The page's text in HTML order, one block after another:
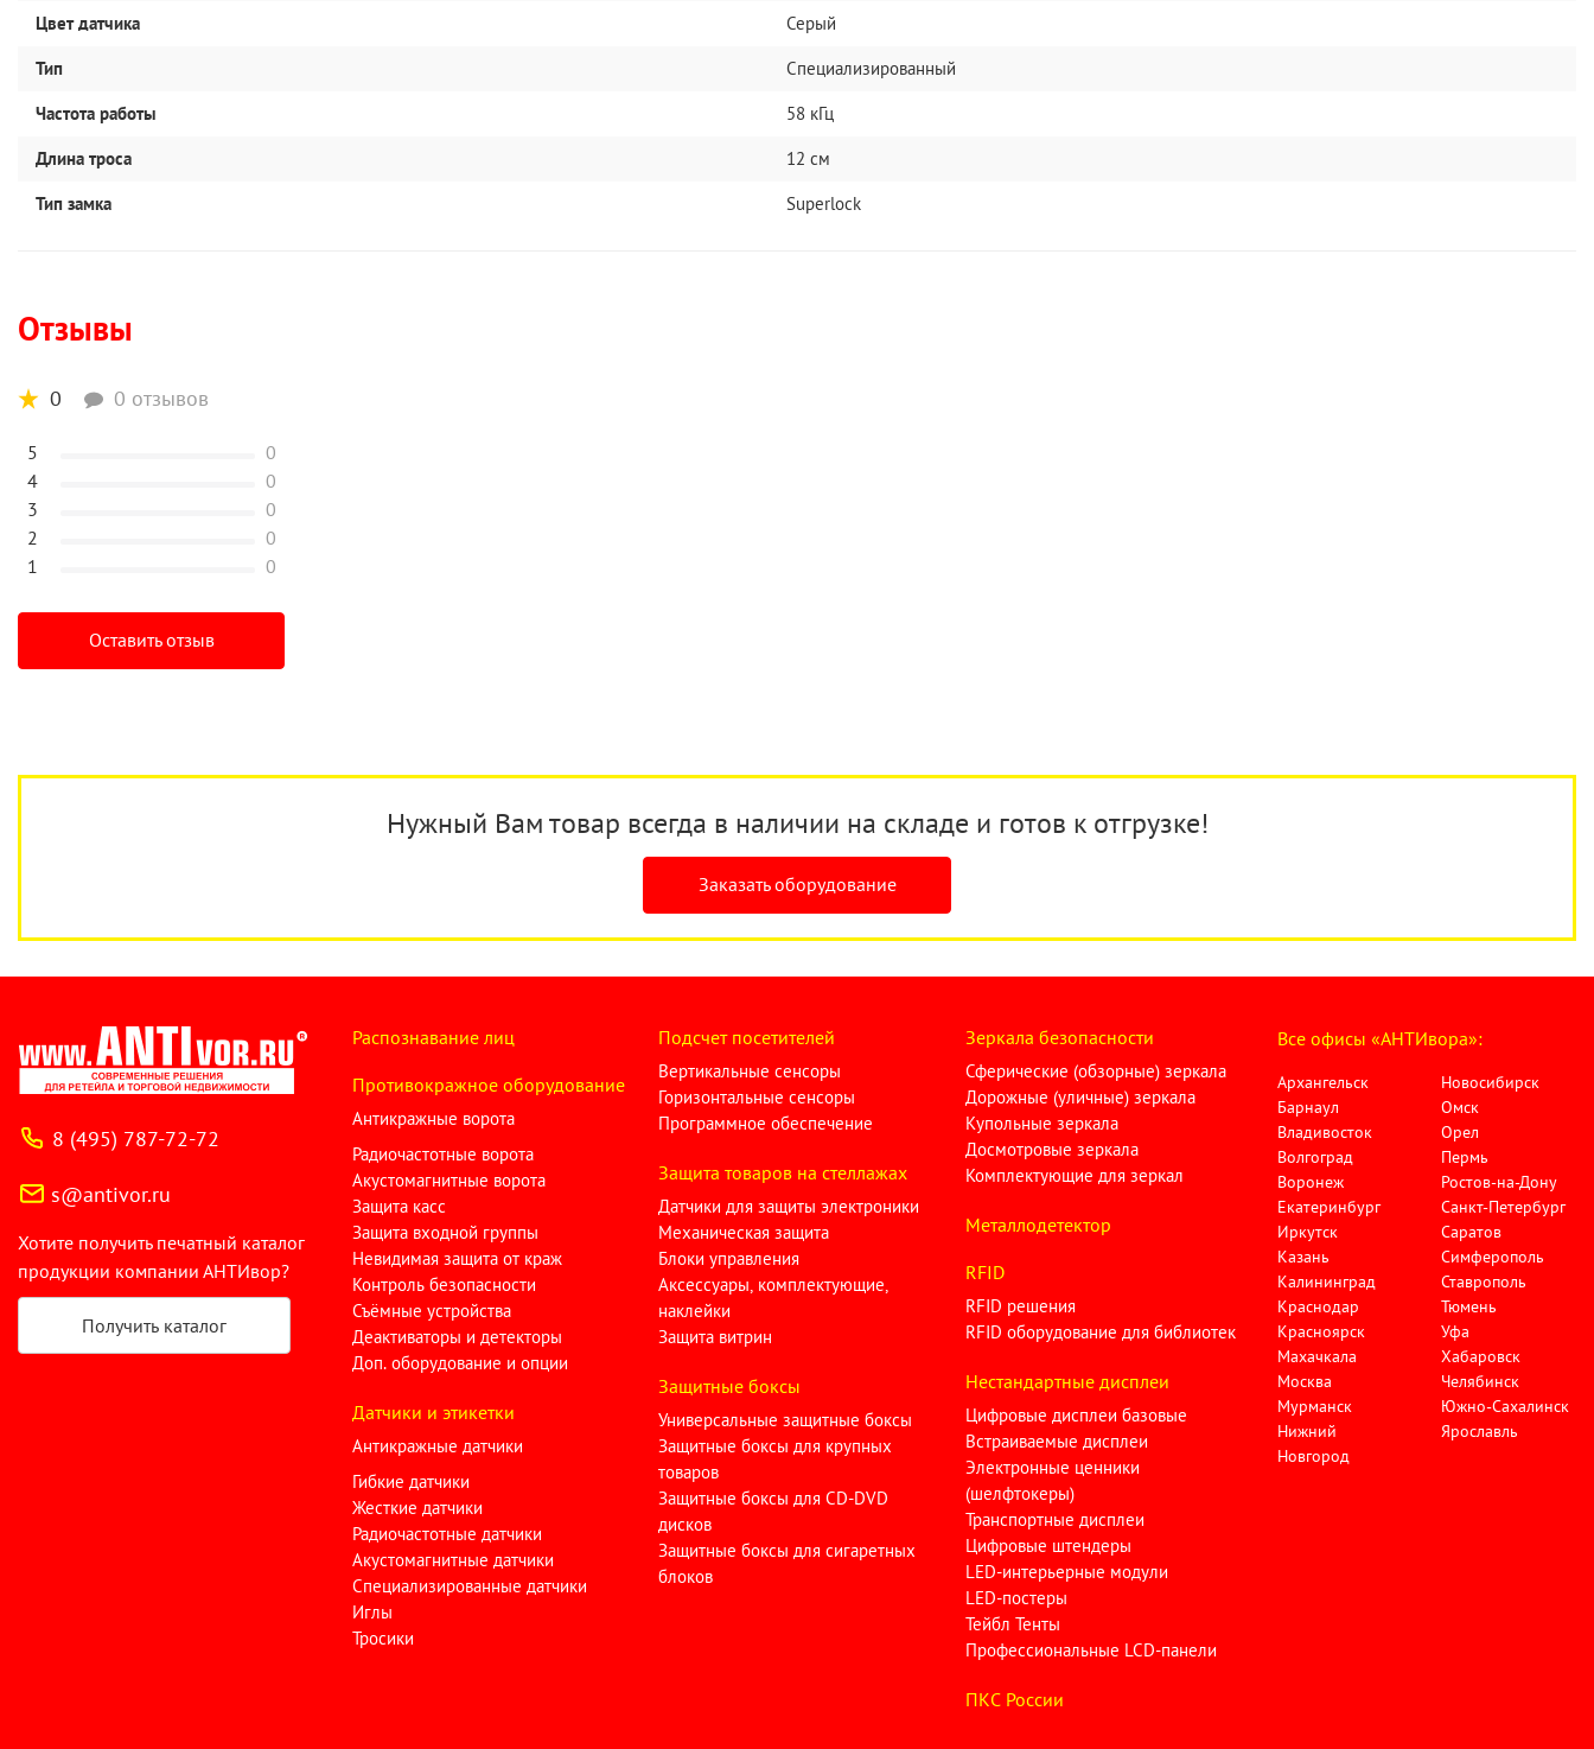
Цвет датчика
Серый
Тип
Специализированный
Частота работы
58 кГц
Длина троса
12 см
Тип замка
Superlock
Отзывы
0 0 отзывов
5
0
4
0
3
0
2
0
1
0
Оставить отзыв
Нужный Вам товар всегда в наличии на складе и готов к отгрузке!
Заказать оборудование
8 (495) 787-72-72
s@antivor.ru
Хотите получить печатный каталог
продукции компании АНТИвор?
Получить каталог
Распознавание лиц
Противокражное оборудование
Антикражные ворота
Радиочастотные ворота
Акустомагнитные ворота
Защита касс
Защита входной группы
Невидимая защита от краж
Контроль безопасности
Съёмные устройства
Деактиваторы и детекторы
Доп. оборудование и опции
Датчики и этикетки
Антикражные датчики
Гибкие датчики
Жесткие датчики
Радиочастотные датчики
Акустомагнитные датчики
Специализированные датчики
Иглы
Тросики
Подсчет посетителей
Вертикальные сенсоры
Горизонтальные сенсоры
Программное обеспечение
Защита товаров на стеллажах
Датчики для защиты электроники
Механическая защита
Блоки управления
Аксессуары, комплектующие,
наклейки
Защита витрин
Защитные боксы
Универсальные защитные боксы
Защитные боксы для крупных
товаров
Защитные боксы для CD-DVD
дисков
Защитные боксы для сигаретных
блоков
Зеркала безопасности
Сферические (обзорные) зеркала
Дорожные (уличные) зеркала
Купольные зеркала
Досмотровые зеркала
Комплектующие для зеркал
Металлодетектор
RFID
RFID решения
RFID оборудование для библиотек
Нестандартные дисплеи
Цифровые дисплеи базовые
Встраиваемые дисплеи
Электронные ценники
(шелфтокеры)
Транспортные дисплеи
Цифровые штендеры
LED-интерьерные модули
LED-постеры
Тейбл Тенты
Профессиональные LCD-панели
ПКC России
Все офисы «АНТИвора»:
Архангельск
Барнаул
Владивосток
Волгоград
Воронеж
Екатеринбург
Иркутск
Казань
Калининград
Краснодар
Красноярск
Махачкала
Москва
Мурманск
Нижний
Новгород
Новосибирск
Омск
Орел
Пермь
Ростов-на-Дону
Санкт-Петербург
Саратов
Симферополь
Ставрополь
Тюмень
Уфа
Хабаровск
Челябинск
Южно-Сахалинск
Ярославль